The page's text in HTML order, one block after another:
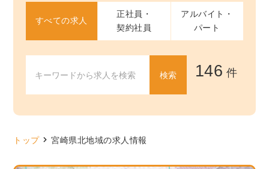
すべての求人
正社員・
契約社員
アルバイト・
パート
146 件
トップ 宮崎県北地域の求人情報